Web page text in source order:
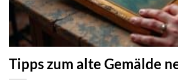
Tipps zum alte Gemälde